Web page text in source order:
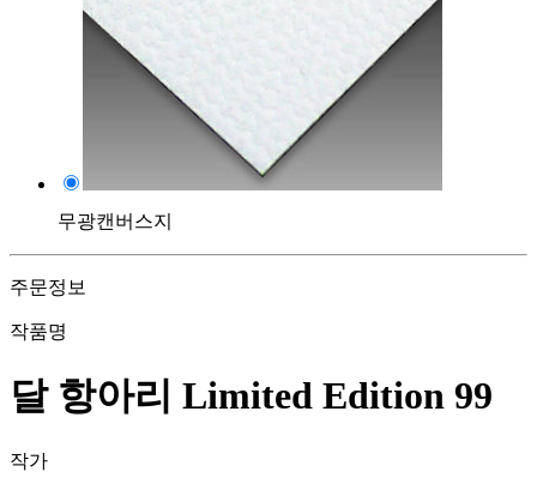
무광캔버스지
주문정보
작품명
달 항아리 Limited Edition 99
작가